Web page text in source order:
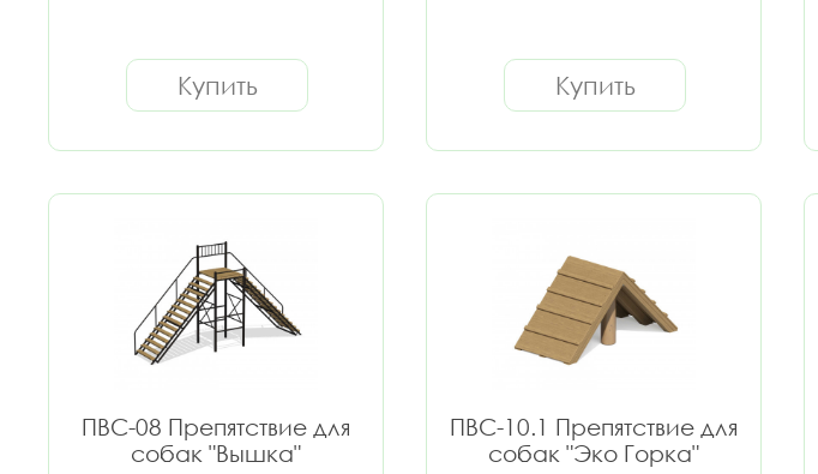
Купить Купить
ПВС-08 Препятствие для
собак "Вышка"
ПВС-10.1 Препятствие для
собак "Эко Горка"